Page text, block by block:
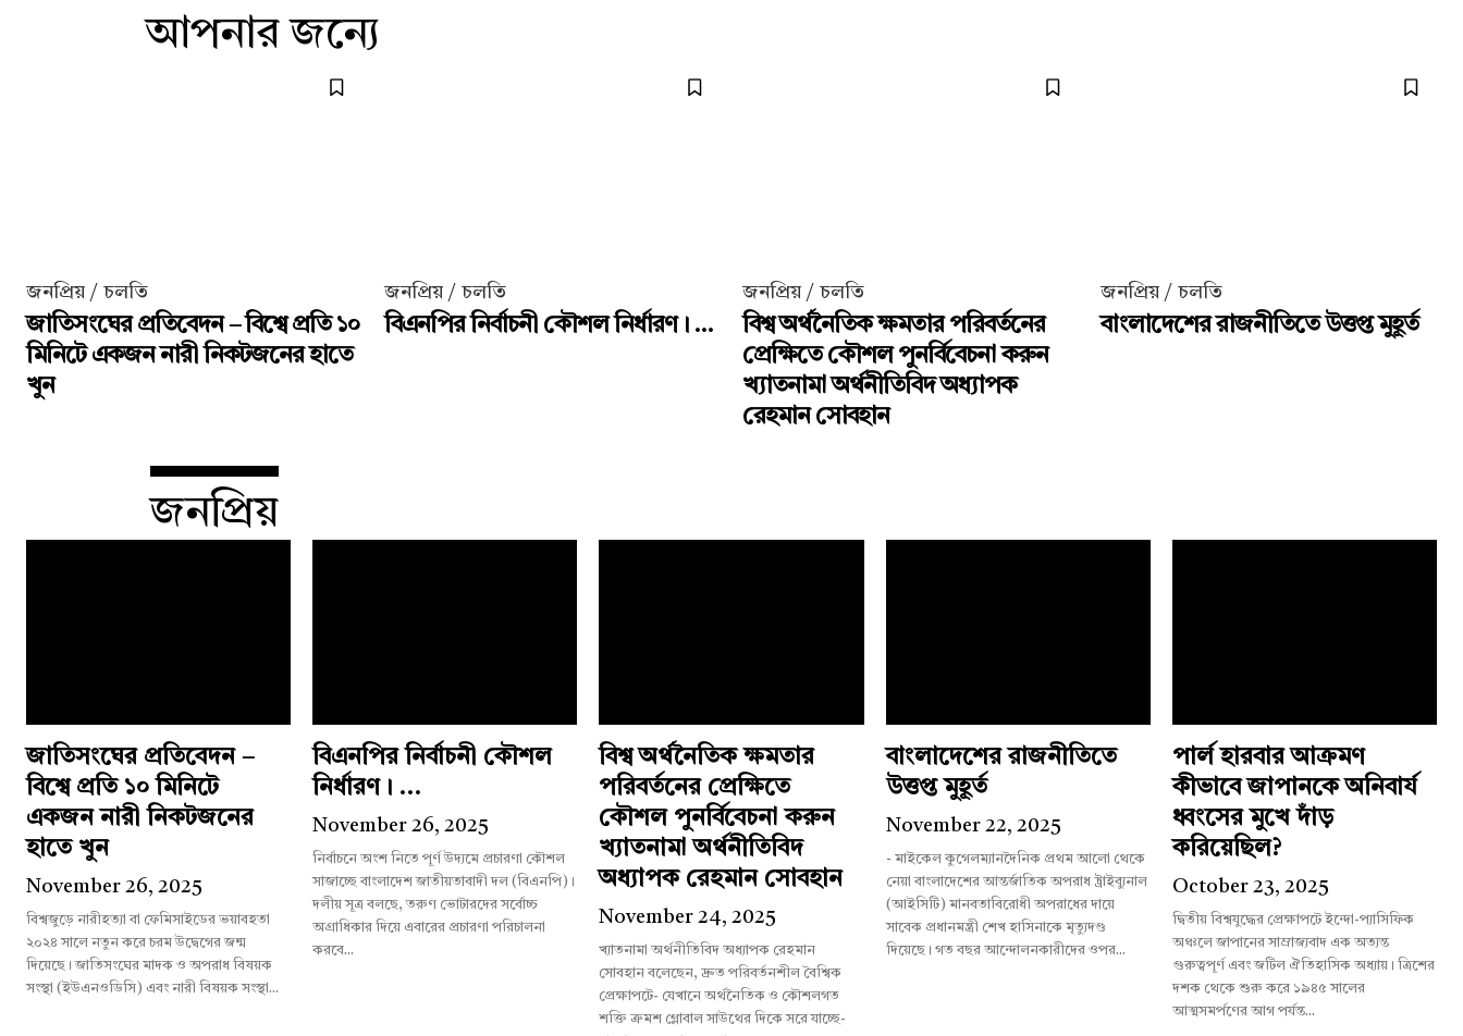
আপনার জন্যে
জনপ্রিয় / চলতি
জাতিসংঘের প্রতিবেদন – বিশ্বে প্রতি ১০
মিনিটে একজন নারী নিকটজনের হাতে
খুন
জনপ্রিয় / চলতি
বিএনপির নির্বাচনী কৌশল নির্ধারণ। ...
জনপ্রিয় / চলতি
বিশ্ব অর্থনৈতিক ক্ষমতার পরিবর্তনের
প্রেক্ষিতে কৌশল পুনর্বিবেচনা করুন
খ্যাতনামা অর্থনীতিবিদ অধ্যাপক
রেহমান সোবহান
জনপ্রিয় / চলতি
বাংলাদেশের রাজনীতিতে উত্তপ্ত মুহূর্ত
জনপ্রিয়
জাতিসংঘের প্রতিবেদন –
বিশ্বে প্রতি ১০ মিনিটে
একজন নারী নিকটজনের
হাতে খুন
November 26, 2025
বিশ্বজুড়ে নারীহত্যা বা ফেমিসাইডের ভয়াবহতা
২০২৪ সালে নতুন করে চরম উদ্বেগের জন্ম
দিয়েছে। জাতিসংঘের মাদক ও অপরাধ বিষয়ক
সংস্থা (ইউএনওডিসি) এবং নারী বিষয়ক সংস্থা...
বিএনপির নির্বাচনী কৌশল
নির্ধারণ। ...
November 26, 2025
নির্বাচনে অংশ নিতে পূর্ণ উদ্যমে প্রচারণা কৌশল
সাজাচ্ছে বাংলাদেশ জাতীয়তাবাদী দল (বিএনপি)।
দলীয় সূত্র বলছে, তরুণ ভোটারদের সর্বোচ্চ
অগ্রাধিকার দিয়ে এবারের প্রচারণা পরিচালনা
করবে...
বিশ্ব অর্থনৈতিক ক্ষমতার
পরিবর্তনের প্রেক্ষিতে
কৌশল পুনর্বিবেচনা করুন
খ্যাতনামা অর্থনীতিবিদ
অধ্যাপক রেহমান সোবহান
November 24, 2025
খ্যাতনামা অর্থনীতিবিদ অধ্যাপক রেহমান
সোবহান বলেছেন, দ্রুত পরিবর্তনশীল বৈশ্বিক
প্রেক্ষাপটে- যেখানে অর্থনৈতিক ও কৌশলগত
শক্তি ক্রমশ গ্লোবাল সাউথের দিকে সরে যাচ্ছে-
বাংলাদেশের রাজনীতিতে
উত্তপ্ত মুহূর্ত
November 22, 2025
- মাইকেল কুগেলম্যানদৈনিক প্রথম আলো থেকে
নেয়া বাংলাদেশের আন্তর্জাতিক অপরাধ ট্রাইব্যুনাল
(আইসিটি) মানবতাবিরোধী অপরাধের দায়ে
সাবেক প্রধানমন্ত্রী শেখ হাসিনাকে মৃত্যুদণ্ড
দিয়েছে। গত বছর আন্দোলনকারীদের ওপর...
পার্ল হারবার আক্রমণ
কীভাবে জাপানকে অনিবার্য
ধ্বংসের মুখে দাঁড়
করিয়েছিল?
October 23, 2025
দ্বিতীয় বিশ্বযুদ্ধের প্রেক্ষাপটে ইন্দো-প্যাসিফিক
অঞ্চলে জাপানের সাম্রাজ্যবাদ এক অত্যন্ত
গুরুত্বপূর্ণ এবং জটিল ঐতিহাসিক অধ্যায়। ত্রিশের
দশক থেকে শুরু করে ১৯৪৫ সালের
আত্মসমর্পণের আগ পর্যন্ত...